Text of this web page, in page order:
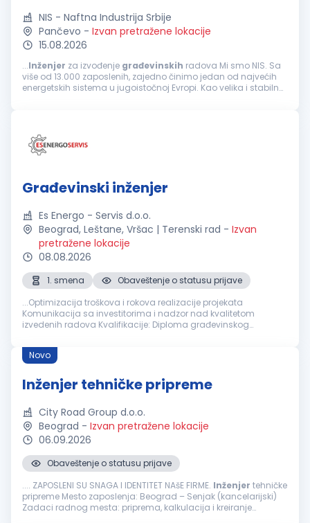
NIS - Naftna Industrija Srbije
Pančevo - Izvan pretražene lokacije
15.08.2026
...Inženjer za izvođenje građevinskih radova Mi smo NIS. Sa
više od 13.000 zaposlenih, zajedno činimo jedan od najvećih
energetskih sistema u jugoistočnoj Evropi. Kao velika i stabilna
Građevinski inženjer
Es Energo - Servis d.o.o.
Beograd, Leštane, Vršac | Terenski rad - Izvan
pretražene lokacije
08.08.2026
1. smena
Obaveštenje o statusu prijave
...Optimizacija troškova i rokova realizacije projekata
Komunikacija sa investitorima i nadzor nad kvalitetom
izvedenih radova Kvalifikacije: Diploma građevinskog
građevinarstva Iskustvo u radu na
Novo
Inženjer tehničke pripreme
City Road Group d.o.o.
Beograd - Izvan pretražene lokacije
06.09.2026
Obaveštenje o statusu prijave
.... ZAPOSLENI SU SNAGA I IDENTITET NAšE FIRME. Inženjer tehničke
pripreme Mesto zaposlenja: Beograd – Senjak (kancelarijski)
Zadaci radnog mesta: priprema, kalkulacija i kreiranje